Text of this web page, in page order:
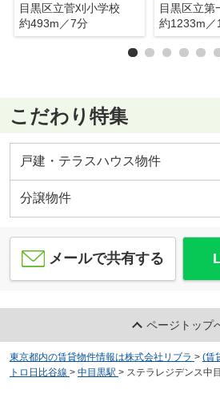
目黒区立菅刈小学校
約493m／7分
目黒区立第
約1233m／
こだわり特集
戸建・テラスハウス物件
分譲物件
メールで共有する
ページトップ
東京都内の賃貸物件情報は株式会社リブラ > (賃
トロ日比谷線 > 中目黒駅 > ステラレジデンス中